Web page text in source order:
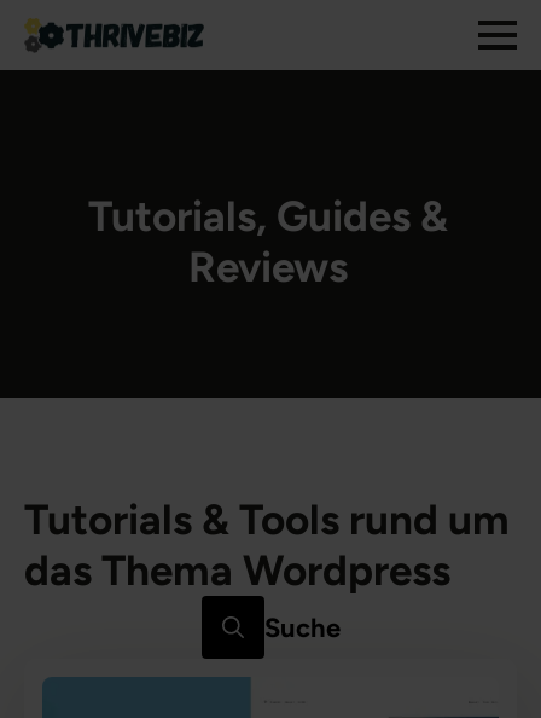
Tutorials, Guides &
Reviews
Tutorials & Tools rund um
das Thema Wordpress
Search
Suche